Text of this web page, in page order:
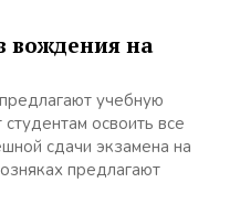
вождения на
учебную
освоить все
сдачи экзамена на
предлагают